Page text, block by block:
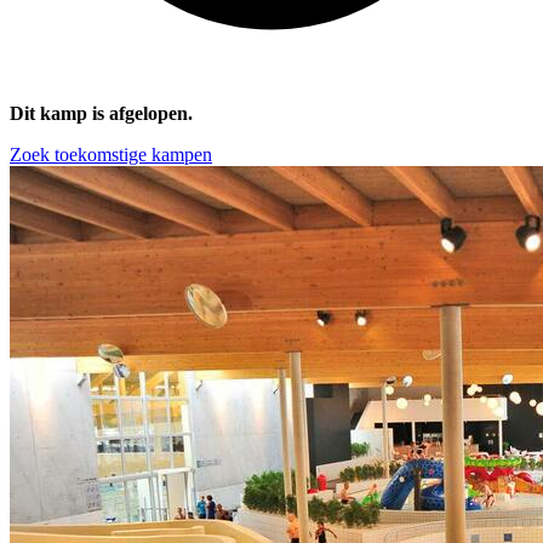
Dit kamp is afgelopen.
Zoek toekomstige kampen